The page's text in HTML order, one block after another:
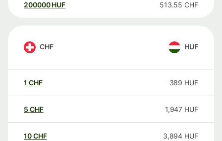
200000 HUF 513.55 CHF
CHF HUF
1 CHF 389 HUF
5 CHF 1,947 HUF
10CHF 3,894 HUF